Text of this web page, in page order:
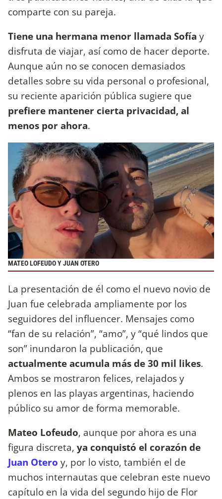
comparte con su pareja.
Tiene una hermana menor llamada Sofía y
disfruta de viajar, así como de hacer deporte.
Aunque aún no se conocen demasiados
detalles sobre su vida personal o profesional,
su reciente aparición pública sugiere que
prefiere mantener cierta privacidad, al
menos por ahora.
MATEO LOFEUDO Y JUAN OTERO
La presentación de él como el nuevo novio de
Juan fue celebrada ampliamente por los
seguidores del influencer. Mensajes como
“fan de su relación”, “amo”, y “qué lindos que
son” inundaron la publicación, que
actualmente acumula más de 30 mil likes.
Ambos se mostraron felices, relajados y
plenos en las playas argentinas, haciendo
público su amor de forma memorable.
Mateo Lofeudo, aunque por ahora es una
figura discreta, ya conquistó el corazón de
Juan Otero y, por lo visto, también el de
muchos internautas que celebran este nuevo
capítulo en la vida del segundo hijo de Flor